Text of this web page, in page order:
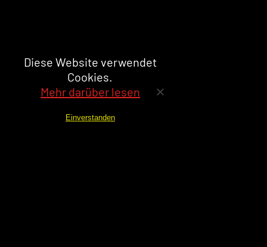
Diese Website verwendet
Cookies.
Mehr darüber lesen
Einverstanden